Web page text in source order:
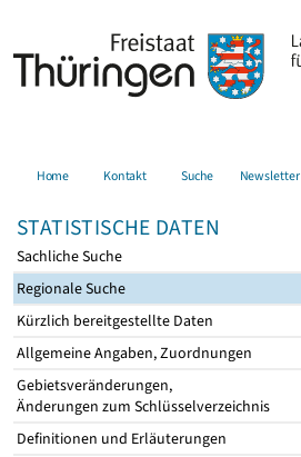
Home Kontakt Suche Newsletter
STATISTISCHE DATEN
Sachliche Suche
Regionale Suche
Kürzlich bereitgestellte Daten
Allgemeine Angaben, Zuordnungen
Gebietsveränderungen,
Änderungen zum Schlüsselverzeichnis
Definitionen und Erläuterungen